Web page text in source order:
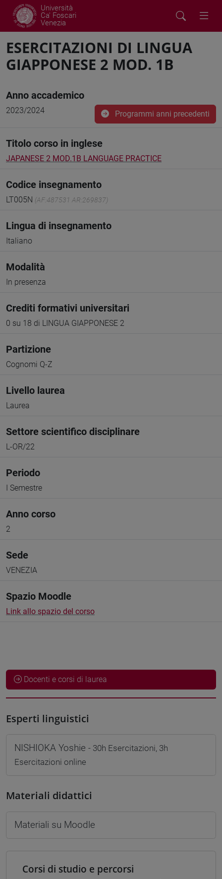
Università
Ca' Foscari
Venezia
ESERCITAZIONI DI LINGUA
GIAPPONESE 2 MOD. 1B
Anno accademico
2023/2024 Programmi anni precedenti
Titolo corso in inglese
JAPANESE 2 MOD.1B LANGUAGE PRACTICE
Codice insegnamento
LT005N (AF:487531 AR:269837)
Lingua di insegnamento
Italiano
Modalità
In presenza
Crediti formativi universitari
0 su 18 di LINGUA GIAPPONESE 2
Partizione
Cognomi Q-Z
Livello laurea
Laurea
Settore scientifico disciplinare
L-OR/22
Periodo
I Semestre
Anno corso
2
Sede
VENEZIA
Spazio Moodle
Link allo spazio del corso
Docenti e corsi di laurea
Esperti linguistici
NISHIOKA Yoshie - 30h Esercitazioni, 3h
Esercitazioni online
Materiali didattici
Materiali su Moodle
Corsi di studio e percorsi